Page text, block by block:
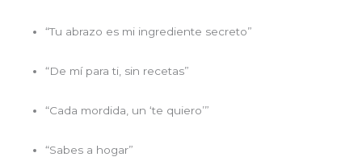
“Tu abrazo es mi ingrediente secreto”
“De mí para ti, sin recetas”
“Cada mordida, un ‘te quiero’”
“Sabes a hogar”